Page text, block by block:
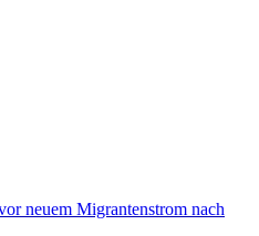
neuem Migrantenstrom nach